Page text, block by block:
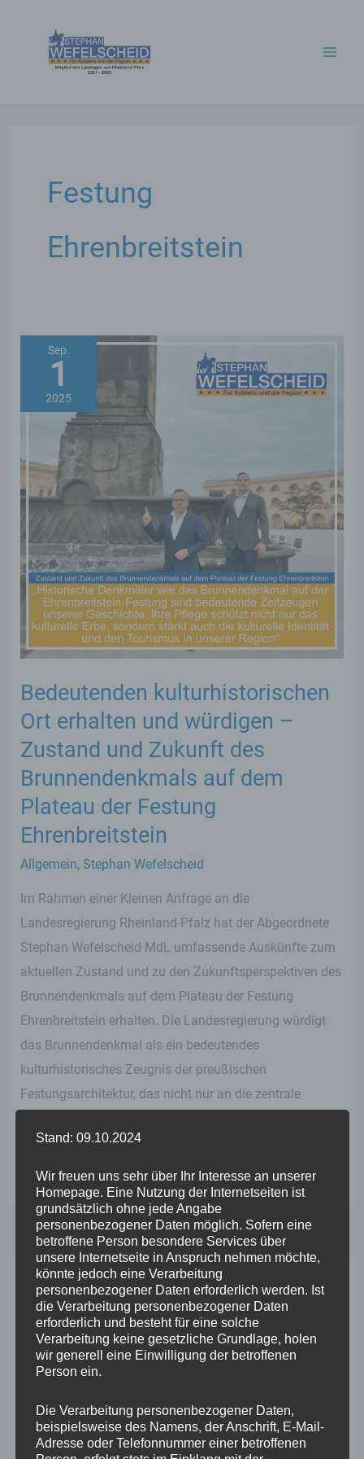
Festung
Ehrenbreitstein
Sep.
1
2025
Bedeutenden kulturhistorischen
Ort erhalten und würdigen –
Zustand und Zukunft des
Brunnendenkmals auf dem
Plateau der Festung
Ehrenbreitstein
Allgemein, Stephan Wefelscheid
Im Rahmen einer Kleinen Anfrage an die
Landesregierung Rheinland-Pfalz hat der Abgeordnete
Stephan Wefelscheid MdL umfassende Auskünfte zum
aktuellen Zustand und zu den Zukunftsperspektiven des
Brunnendenkmals auf dem Plateau der Festung
Ehrenbreitstein erhalten. Die Landesregierung würdigt
das Brunnendenkmal als ein bedeutendes
kulturhistorisches Zeugnis der preußischen
Festungsarchitektur, das nicht nur an die zentrale
kulturhistorischen
Ort
erhalten
und
würdigen
Zustand
und
des
Brunnendenkmals
auf
Neueste Beiträge
Wefelscheid lehnt Verfassungsänderung ab
VfL Kesselheim e.V. bittet Stadt um Unterstützung bei
Engstelle in Aachener Straße – Wefelscheid: „Rübenach
erstickt im Verkehr“
Stand: 09.10.2024
Wir freuen uns sehr über Ihr Interesse an unserer
Homepage. Eine Nutzung der Internetseiten ist
grundsätzlich ohne jede Angabe
personenbezogener Daten möglich. Sofern eine
betroffene Person besondere Services über
unsere Internetseite in Anspruch nehmen möchte,
könnte jedoch eine Verarbeitung
personenbezogener Daten erforderlich werden. Ist
die Verarbeitung personenbezogener Daten
erforderlich und besteht für eine solche
Verarbeitung keine gesetzliche Grundlage, holen
wir generell eine Einwilligung der betroffenen
Person ein.
Die Verarbeitung personenbezogener Daten,
beispielsweise des Namens, der Anschrift, E-Mail-
Adresse oder Telefonnummer einer betroffenen